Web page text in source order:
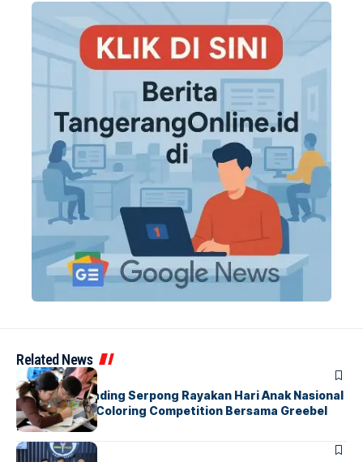
Related News
BERITAINDEX
Atria Hotel Gading Serpong Rayakan Hari Anak Nasional
Lewat Family Coloring Competition Bersama Greebel
Indonesia
BERITA